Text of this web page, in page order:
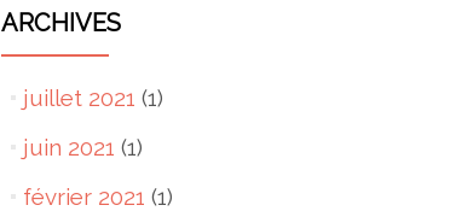
ARCHIVES
juillet 2021 (1)
juin 2021 (1)
février 2021 (1)